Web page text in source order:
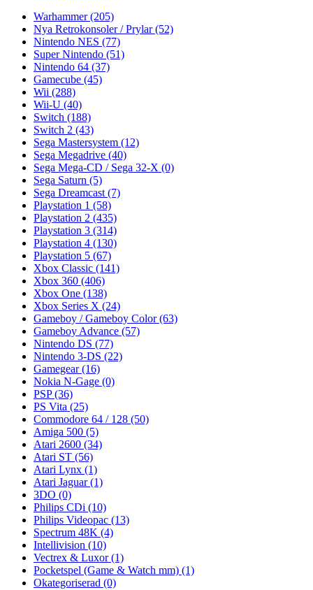
Warhammer(205)
Nya Retrokonsoler / Prylar(52)
Nintendo NES (77)
Super Nintendo (51)
Nintendo 64 (37)
Gamecube (45)
Wii (288)
Wii-U (40)
Switch (188)
Switch 2 (43)
Sega Mastersystem (12)
Sega Megadrive (40)
Sega Mega-CD / Sega 32-X (0)
Sega Saturn (5)
Sega Dreamcast (7)
Playstation 1 (58)
Playstation 2 (435)
Playstation 3 (314)
Playstation 4 (130)
Playstation 5 (67)
Xbox Classic (141)
Xbox 360 (406)
Xbox One (138)
Xbox Series X (24)
Gameboy / Gameboy Color(63)
Gameboy Advance (57)
Nintendo DS (77)
Nintendo 3-DS (22)
Gamegear(16)
Nokia N-Gage (0)
PSP(36)
PS Vita (25)
Commodore 64 / 128 (50)
Amiga 500 (5)
Atari 2600 (34)
Atari ST (56)
Atari Lynx (1)
Atari Jaguar(1)
3DO (0)
Philips CDi (10)
Philips Videopac (13)
Spectrum 48K (4)
Intellivision (10)
Vectrex & Luxor(1)
Pocketspel (Game & Watch mm) (1)
Okategoriserad (0)